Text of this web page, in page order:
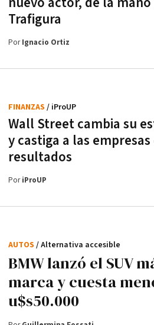
Trafigura
PorIgnacio Ortiz
Wall Street cambia su
y castiga a las
resultados
FINANZAS / iProUP
PoriProUP
BMW lanzó el SUV
marca y cuesta
u$s50.000
AUTOS / Alternativa accesible